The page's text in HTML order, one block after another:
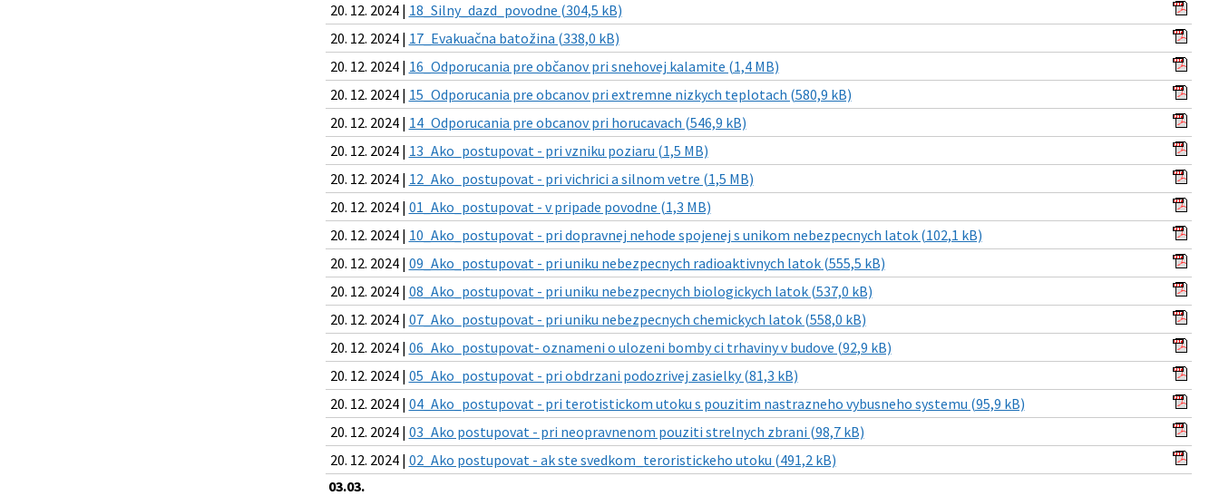
20. 12. 2024 | 18_Silny_dazd_povodne (304,5 kB)
20. 12. 2024 | 17_Evakuačna batožina (338,0 kB)
20. 12. 2024 | 16_Odporucania pre občanov pri snehovej kalamite (1,4 MB)
20. 12. 2024 | 15_Odporucania pre obcanov pri extremne nizkych teplotach (580,9 kB)
20. 12. 2024 | 14_Odporucania pre obcanov pri horucavach (546,9 kB)
20. 12. 2024 | 13_Ako_postupovat - pri vzniku poziaru (1,5 MB)
20. 12. 2024 | 12_Ako_postupovat - pri vichrici a silnom vetre (1,5 MB)
20. 12. 2024 | 01_Ako_postupovat - v pripade povodne (1,3 MB)
20. 12. 2024 | 10_Ako_postupovat - pri dopravnej nehode spojenej s unikom nebezpecnych latok (102,1 kB)
20. 12. 2024 | 09_Ako_postupovat - pri uniku nebezpecnych radioaktivnych latok (555,5 kB)
20. 12. 2024 | 08_Ako_postupovat - pri uniku nebezpecnych biologickych latok (537,0 kB)
20. 12. 2024 | 07_Ako_postupovat - pri uniku nebezpecnych chemickych latok (558,0 kB)
20. 12. 2024 | 06_Ako_postupovat- oznameni o ulozeni bomby ci trhaviny v budove (92,9 kB)
20. 12. 2024 | 05_Ako_postupovat - pri obdrzani podozrivej zasielky (81,3 kB)
20. 12. 2024 | 04_Ako_postupovat - pri terotistickom utoku s pouzitim nastrazneho vybusneho systemu (95,9 kB)
20. 12. 2024 | 03_Ako postupovat - pri neopravnenom pouziti strelnych zbrani (98,7 kB)
20. 12. 2024 | 02_Ako postupovat - ak ste svedkom_teroristickeho utoku (491,2 kB)
03.03.